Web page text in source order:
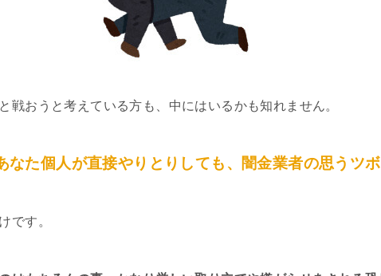
戦おうと考えている方も、中にはいるかも知れません。
なた個人が直接やりとりしても、闇金業者の思うツボ
です。